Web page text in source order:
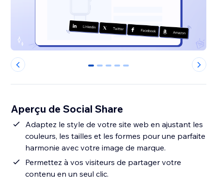
0 1 2 3 4
Aperçu de Social Share
Adaptez le style de votre site web en ajustant les
couleurs, les tailles et les formes pour une parfaite
harmonie avec votre image de marque.
Permettez à vos visiteurs de partager votre
contenu en un seul clic.